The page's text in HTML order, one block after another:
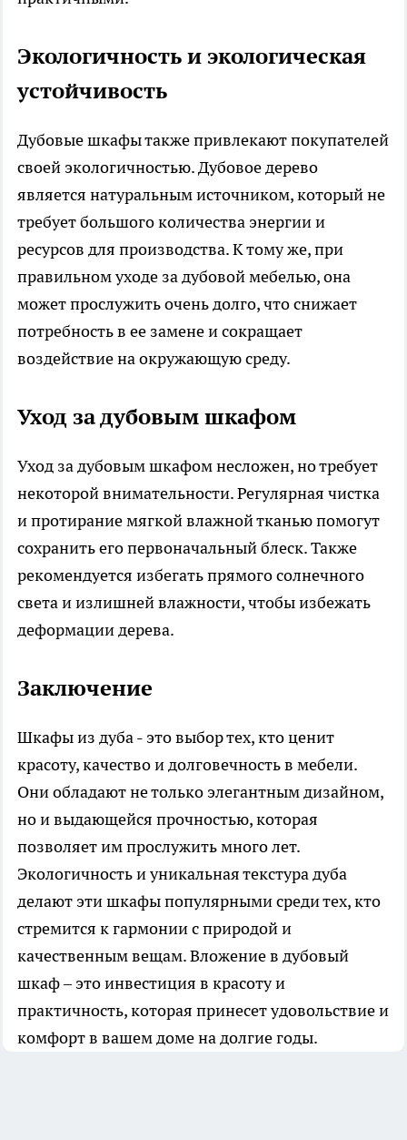
Экологичность и экологическая
устойчивость
Дубовые шкафы также привлекают покупателей
своей экологичностью. Дубовое дерево
является натуральным источником, который не
требует большого количества энергии и
ресурсов для производства. К тому же, при
правильном уходе за дубовой мебелью, она
может прослужить очень долго, что снижает
потребность в ее замене и сокращает
воздействие на окружающую среду.
Уход за дубовым шкафом
Уход за дубовым шкафом несложен, но требует
некоторой внимательности. Регулярная чистка
и протирание мягкой влажной тканью помогут
сохранить его первоначальный блеск. Также
рекомендуется избегать прямого солнечного
света и излишней влажности, чтобы избежать
деформации дерева.
Заключение
Шкафы из дуба - это выбор тех, кто ценит
красоту, качество и долговечность в мебели.
Они обладают не только элегантным дизайном,
но и выдающейся прочностью, которая
позволяет им прослужить много лет.
Экологичность и уникальная текстура дуба
делают эти шкафы популярными среди тех, кто
стремится к гармонии с природой и
качественным вещам. Вложение в дубовый
шкаф – это инвестиция в красоту и
практичность, которая принесет удовольствие и
комфорт в вашем доме на долгие годы.